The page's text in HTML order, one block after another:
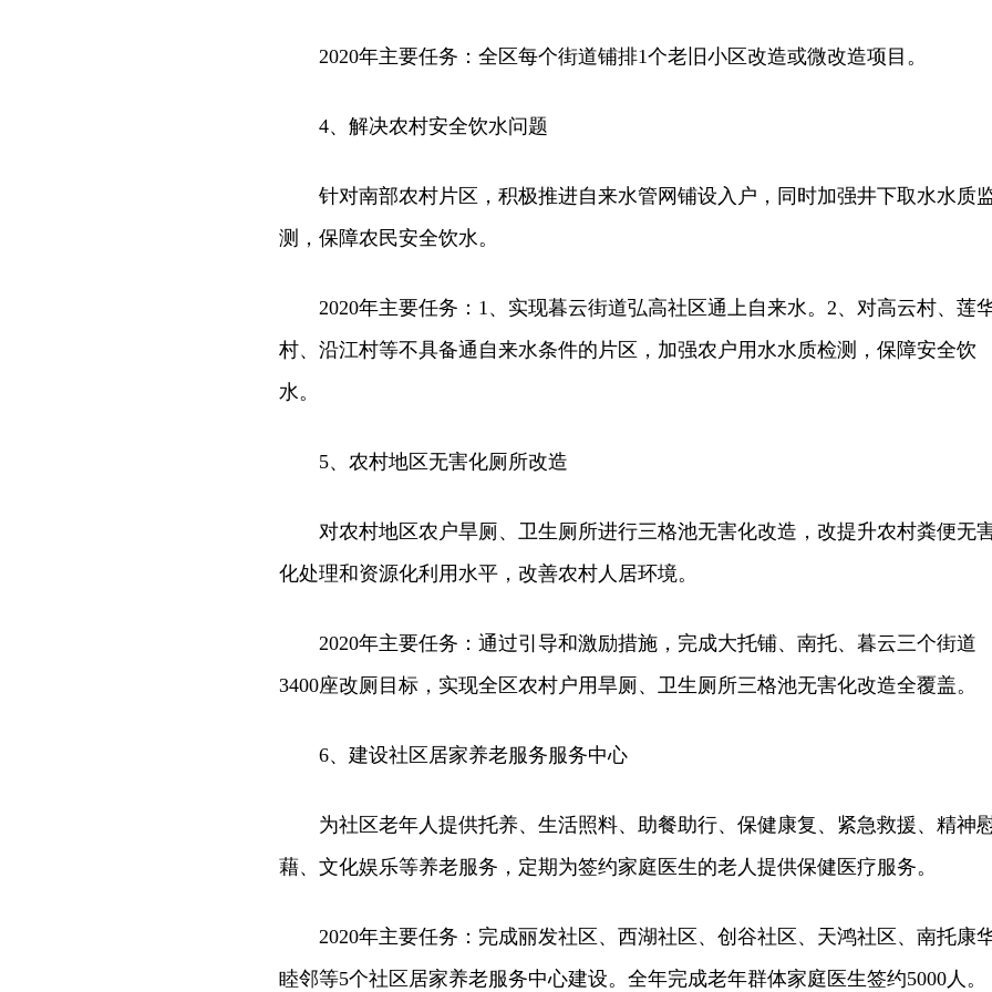
2020年主要任务：全区每个街道铺排1个老旧小区改造或微改造项目。
4、解决农村安全饮水问题
针对南部农村片区，积极推进自来水管网铺设入户，同时加强井下取水水质
测，保障农民安全饮水。
2020年主要任务：1、实现暮云街道弘高社区通上自来水。2、对高云村、莲
村、沿江村等不具备通自来水条件的片区，加强农户用水水质检测，保障安全饮
水。
5、农村地区无害化厕所改造
对农村地区农户旱厕、卫生厕所进行三格池无害化改造，改提升农村粪便无
化处理和资源化利用水平，改善农村人居环境。
2020年主要任务：通过引导和激励措施，完成大托铺、南托、暮云三个街道
3400座改厕目标，实现全区农村户用旱厕、卫生厕所三格池无害化改造全覆盖。
6、建设社区居家养老服务服务中心
为社区老年人提供托养、生活照料、助餐助行、保健康复、紧急救援、精神
藉、文化娱乐等养老服务，定期为签约家庭医生的老人提供保健医疗服务。
2020年主要任务：完成丽发社区、西湖社区、创谷社区、天鸿社区、南托康
睦邻等5个社区居家养老服务中心建设。全年完成老年群体家庭医生签约5000人。